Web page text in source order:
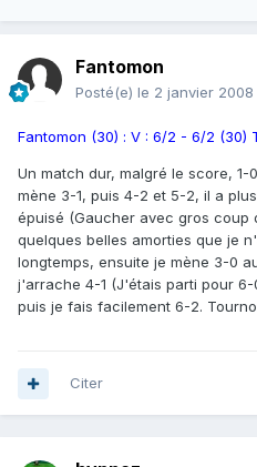
Fantomon
Posté(e) le 2 janvier 2008
Fantomon (30) : V : 6/2 - 6/2 (30)
Un match dur, malgré le score, 1-
mène 3-1, puis 4-2 et 5-2, il a
épuisé (Gaucher avec gros coup
quelques belles amorties que je
longtemps, ensuite je mène 3-0
j'arrache 4-1 (J'étais parti pour
puis je fais facilement 6-2.
Citer